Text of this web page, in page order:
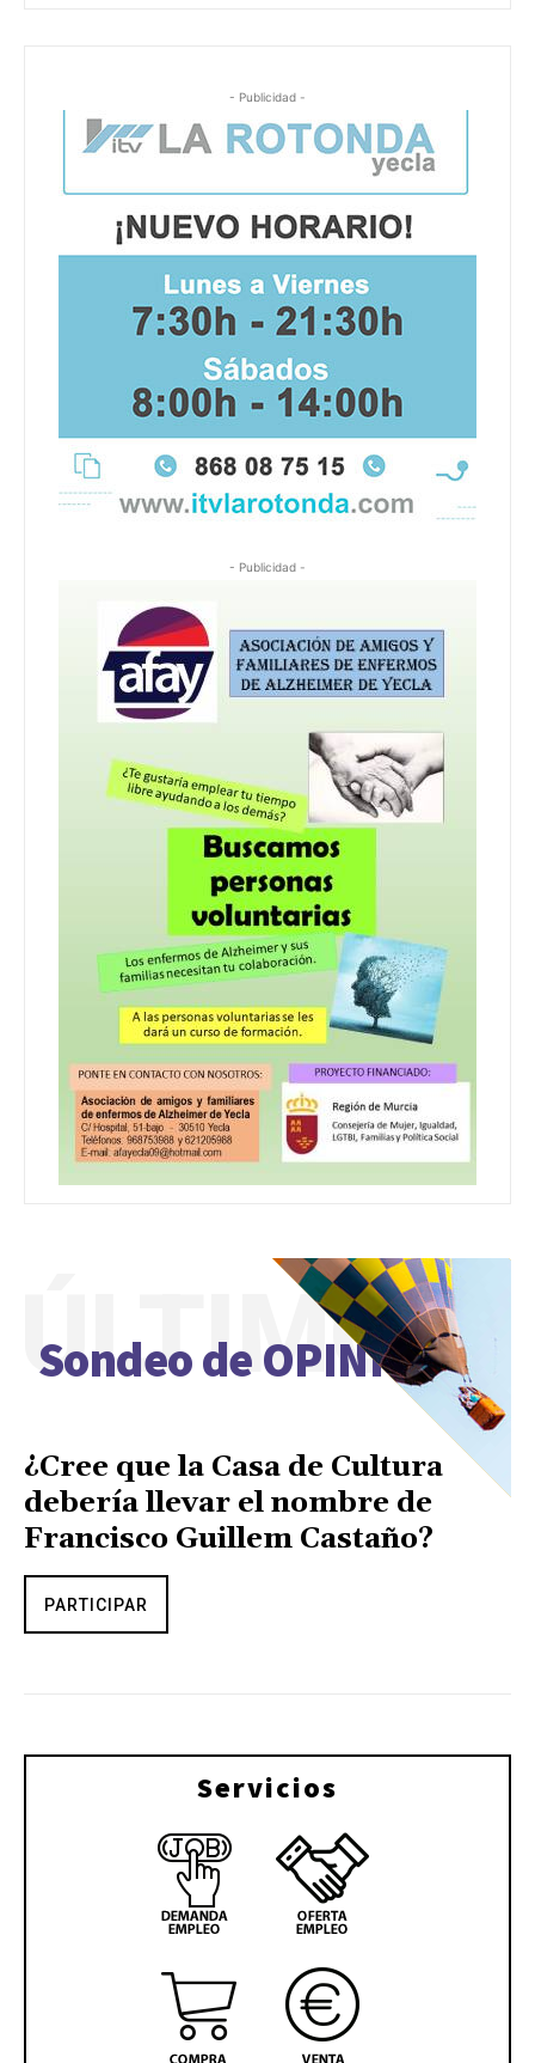
- Publicidad -
- Publicidad -
Sondeo de OPINIÓN
ÚLTIMO
¿Cree que la Casa de Cultura
debería llevar el nombre de
Francisco Guillem Castaño?
PARTICIPAR
Servicios